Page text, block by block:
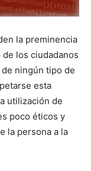
la preminencia
los ciudadanos
ningún tipo de
esta
utilización de
poco éticos y
la persona a la